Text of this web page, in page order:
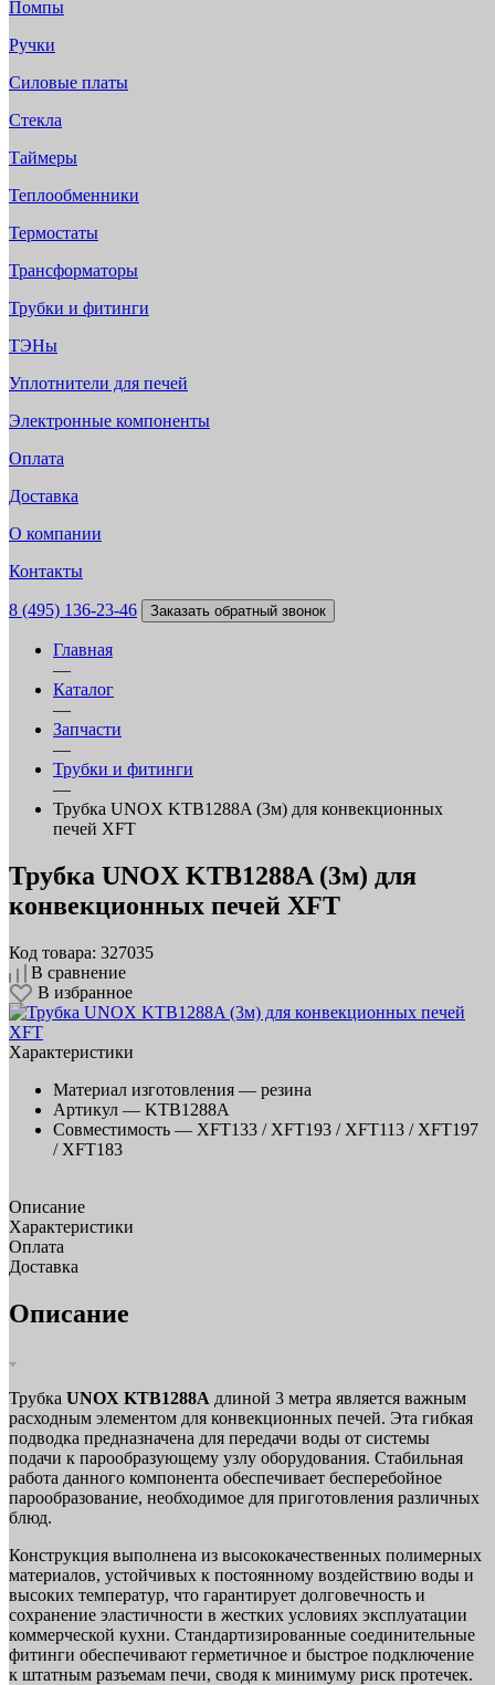
Помпы
Ручки
Силовые платы
Стекла
Таймеры
Теплообменники
Термостаты
Трансформаторы
Трубки и фитинги
ТЭНы
Уплотнители для печей
Электронные компоненты
Оплата
Доставка
О компании
Контакты
8 (495) 136-23-46 Заказать обратный звонок
Главная
—
Каталог
—
Запчасти
—
Трубки и фитинги
—
Трубка UNOX KTB1288A (3м) для конвекционных
печей XFT
Трубка UNOX KTB1288A (3м) для
конвекционных печей XFT
Код товара: 327035
В сравнение
В избранное
Характеристики
Материал изготовления — резина
Артикул — KTB1288A
Совместимость — XFT133 / XFT193 / XFT113 / XFT197
/ XFT183
Описание
Характеристики
Оплата
Доставка
Описание
Трубка UNOX KTB1288A длиной 3 метра является важным
расходным элементом для конвекционных печей. Эта гибкая
подводка предназначена для передачи воды от системы
подачи к парообразующему узлу оборудования. Стабильная
работа данного компонента обеспечивает бесперебойное
парообразование, необходимое для приготовления различных
блюд.
Конструкция выполнена из высококачественных полимерных
материалов, устойчивых к постоянному воздействию воды и
высоких температур, что гарантирует долговечность и
сохранение эластичности в жестких условиях эксплуатации
коммерческой кухни. Стандартизированные соединительные
фитинги обеспечивают герметичное и быстрое подключение
к штатным разъемам печи, сводя к минимуму риск протечек.